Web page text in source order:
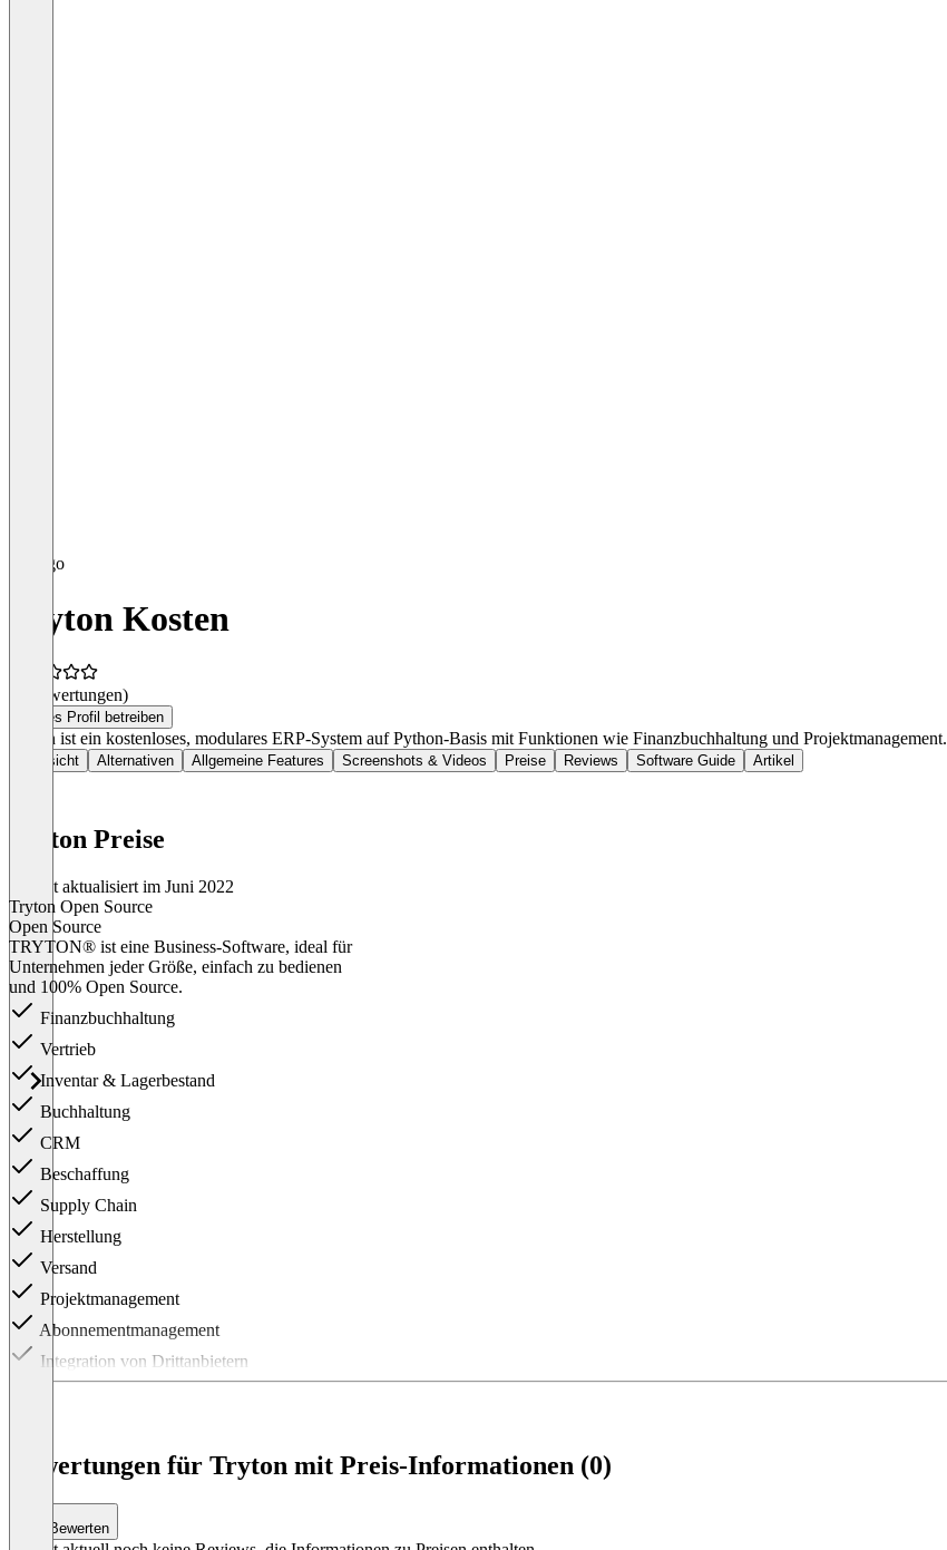
Tryton Kosten
(0 Bewertungen)
Dieses Profil betreiben
Tryton ist ein kostenloses, modulares ERP-System auf Python-Basis mit Funktionen wie Finanzbuchhaltung und Projektmanagement.
Übersicht Alternativen Allgemeine Features Screenshots & Videos Preise Reviews Software Guide Artikel
Tryton Preise
Zuletzt aktualisiert im Juni 2022
Tryton Open Source
Open Source
TRYTON® ist eine Business-Software, ideal für
Unternehmen jeder Größe, einfach zu bedienen
und 100% Open Source.
Finanzbuchhaltung
Vertrieb
Inventar & Lagerbestand
Buchhaltung
CRM
Beschaffung
Supply Chain
Herstellung
Versand
Projektmanagement
Abonnementmanagement
Integration von Drittanbietern
Bewertungen für Tryton mit Preis-Informationen (0)
Bewerten